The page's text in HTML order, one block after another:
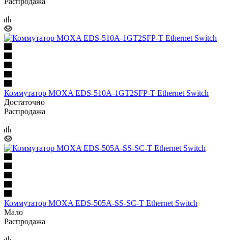
Коммутатор MOXA EDS-510A-1GT2SFP-T Ethernet Switch
Достаточно
Распродажа
Коммутатор MOXA EDS-505A-SS-SC-T Ethernet Switch
Мало
Распродажа